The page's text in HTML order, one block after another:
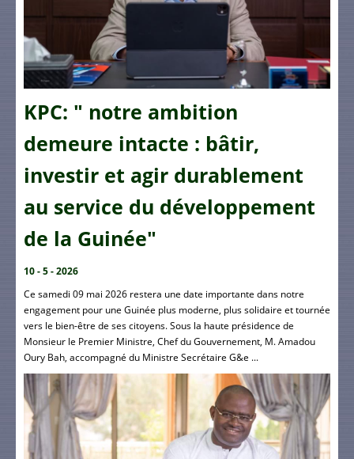
KPC: " notre ambition
demeure intacte : bâtir,
investir et agir durablement
au service du développement
de la Guinée"
10 - 5 - 2026
Ce samedi 09 mai 2026 restera une date importante dans notre
engagement pour une Guinée plus moderne, plus solidaire et tournée
vers le bien-être de ses citoyens. Sous la haute présidence de
Monsieur le Premier Ministre, Chef du Gouvernement, M. Amadou
Oury Bah, accompagné du Ministre Secrétaire G&e ...